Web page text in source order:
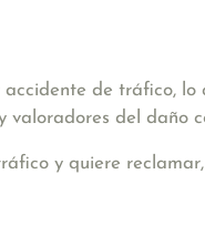
de tráfico, lo
valoradores del daño
y quiere